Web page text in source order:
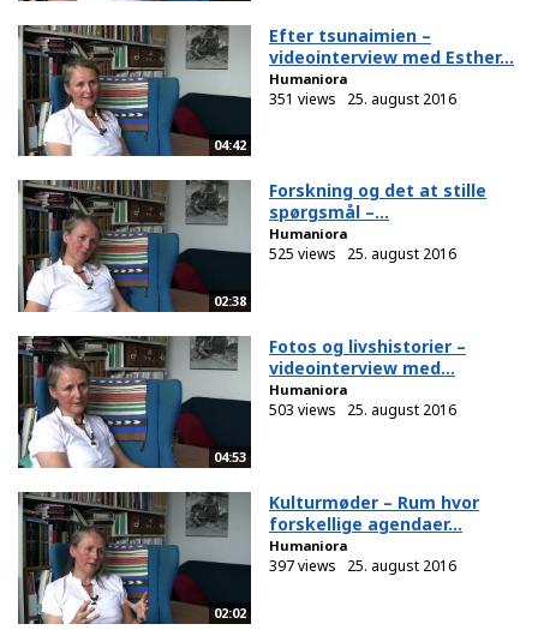
04:42
Efter tsunaimien –
videointerview med Esther...
Humaniora
351 views 25. august 2016
02:38
Forskning og det at stille
spørgsmål –...
Humaniora
525 views 25. august 2016
04:53
Fotos og livshistorier –
videointerview med...
Humaniora
503 views 25. august 2016
02:02
Kulturmøder – Rum hvor
forskellige agendaer...
Humaniora
397 views 25. august 2016